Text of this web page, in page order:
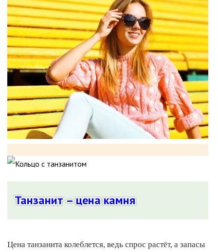
Танзанит – цена камня
Цена танзанита колеблется, ведь спрос растёт, а запасы